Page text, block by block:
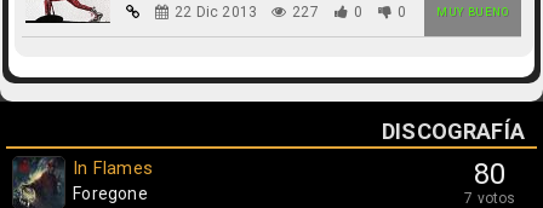
MUY BUENO
22 Dic 2013 227 0 0
DISCOGRAFÍA
80
7 votos
In Flames
Foregone